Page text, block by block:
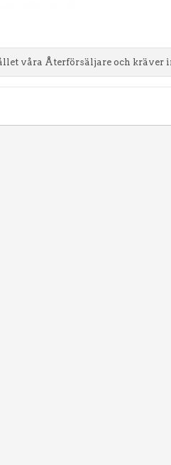
våra Återförsäljare och kräver